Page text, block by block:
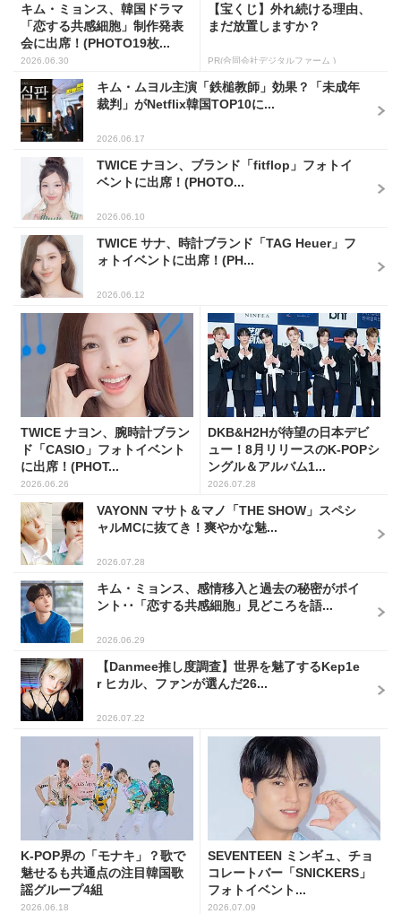
キム・ミョンス、韓国ドラマ
「恋する共感細胞」制作発表
会に出席！(PHOTO19枚...
2026.06.30
【宝くじ】外れ続ける理由、
まだ放置しますか？
PR(合同会社デジタルファーム )
キム・ムヨル主演「鉄槌教師」効果？「未成年
裁判」がNetflix韓国TOP10に...
2026.06.17
TWICE ナヨン、ブランド「fitflop」フォトイ
ベントに出席！(PHOTO...
2026.06.10
TWICE サナ、時計ブランド「TAG Heuer」フ
ォトイベントに出席！(PH...
2026.06.12
TWICE ナヨン、腕時計ブラン
ド「CASIO」フォトイベント
に出席！(PHOT...
2026.06.26
DKB&H2Hが待望の日本デビ
ュー！8月リリースのK-POPシ
ングル＆アルバム1...
2026.07.28
VAYONN マサト＆マノ「THE SHOW」スペシ
ャルMCに抜てき！爽やかな魅...
2026.07.28
キム・ミョンス、感情移入と過去の秘密がポイ
ント･･「恋する共感細胞」見どころを語...
2026.06.29
【Danmee推し度調査】世界を魅了するKep1e
r ヒカル、ファンが選んだ26...
2026.07.22
K-POP界の「モナキ」？歌で
魅せるも共通点の注目韓国歌
謡グループ4組
2026.06.18
SEVENTEEN ミンギュ、チョ
コレートバー「SNICKERS」
フォトイベント...
2026.07.09